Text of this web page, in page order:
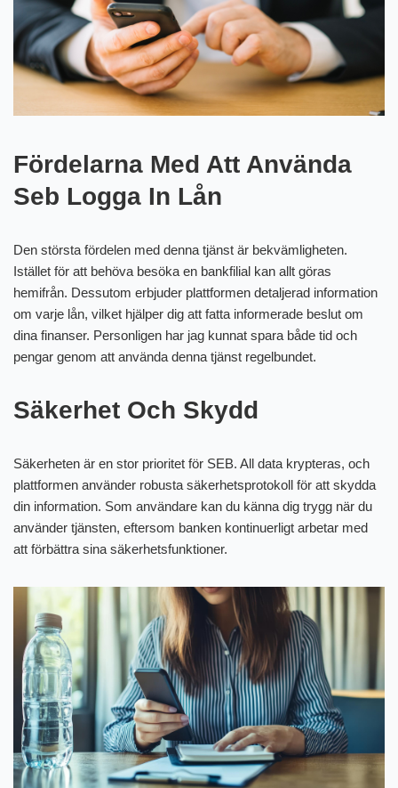
Fördelarna Med Att Använda
Seb Logga In Lån
Den största fördelen med denna tjänst är bekvämligheten.
Istället för att behöva besöka en bankfilial kan allt göras
hemifrån. Dessutom erbjuder plattformen detaljerad information
om varje lån, vilket hjälper dig att fatta informerade beslut om
dina finanser. Personligen har jag kunnat spara både tid och
pengar genom att använda denna tjänst regelbundet.
Säkerhet Och Skydd
Säkerheten är en stor prioritet för SEB. All data krypteras, och
plattformen använder robusta säkerhetsprotokoll för att skydda
din information. Som användare kan du känna dig trygg när du
använder tjänsten, eftersom banken kontinuerligt arbetar med
att förbättra sina säkerhetsfunktioner.